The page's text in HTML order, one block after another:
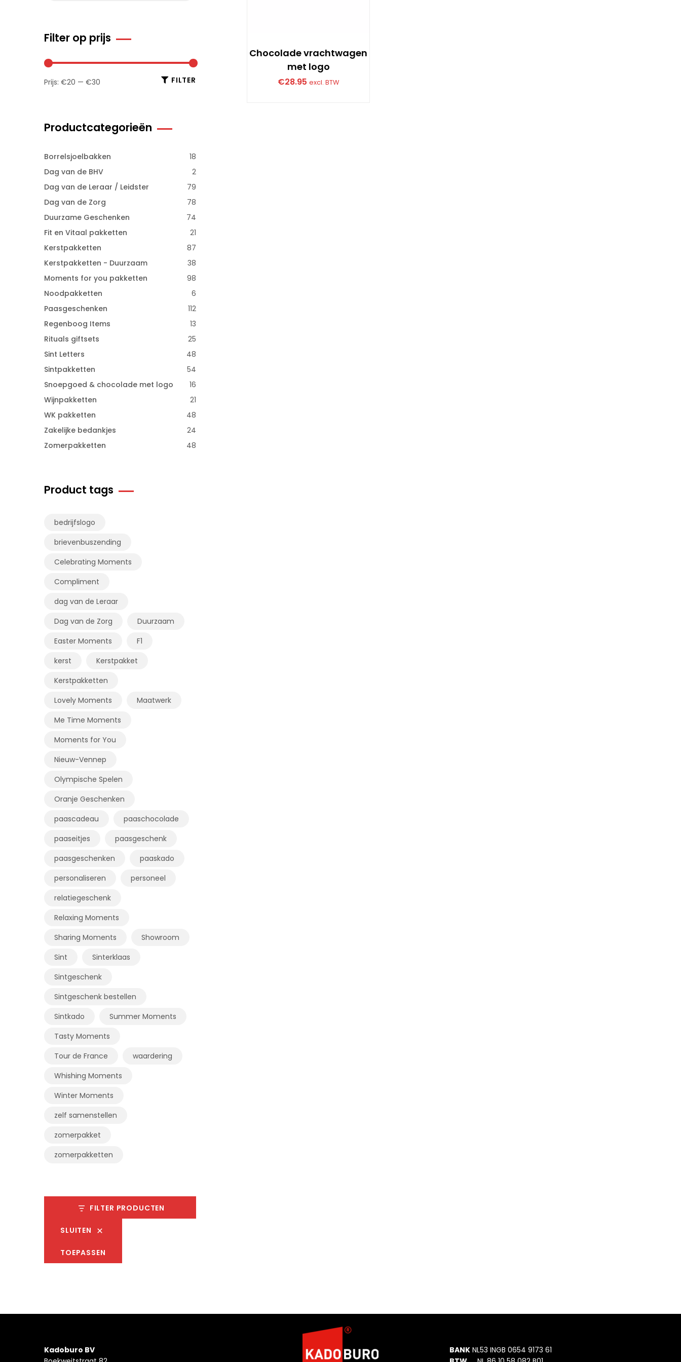
Chocolade vrachtwagen
met logo
€28.95 excl. BTW
Filter op prijs
FILTER
Prijs: €20 — €30
Productcategorieën
Borrelsjoelbakken
18
Dag van de BHV
2
Dag van de Leraar / Leidster
79
Dag van de Zorg
78
Duurzame Geschenken
74
Fit en Vitaal pakketten
21
Kerstpakketten
87
Kerstpakketten - Duurzaam
38
Moments for you pakketten
98
Noodpakketten
6
Paasgeschenken
112
Regenboog Items
13
Rituals giftsets
25
Sint Letters
48
Sintpakketten
54
Snoepgoed & chocolade met logo
16
Wijnpakketten
21
WK pakketten
48
Zakelijke bedankjes
24
Zomerpakketten
48
Product tags
bedrijfslogo
brievenbuszending
Celebrating Moments
Compliment
dag van de Leraar
Dag van de Zorg
Duurzaam
Easter Moments
F1
kerst
Kerstpakket
Kerstpakketten
Lovely Moments
Maatwerk
Me Time Moments
Moments for You
Nieuw-Vennep
Olympische Spelen
Oranje Geschenken
paascadeau
paaschocolade
paaseitjes
paasgeschenk
paasgeschenken
paaskado
personaliseren
personeel
relatiegeschenk
Relaxing Moments
Sharing Moments
Showroom
Sint
Sinterklaas
Sintgeschenk
Sintgeschenk bestellen
Sintkado
Summer Moments
Tasty Moments
Tour de France
waardering
Whishing Moments
Winter Moments
zelf samenstellen
zomerpakket
zomerpakketten
FILTER PRODUCTEN
SLUITEN
TOEPASSEN
Kadoburo BV
BANK NL53 INGB 0654 9173 61